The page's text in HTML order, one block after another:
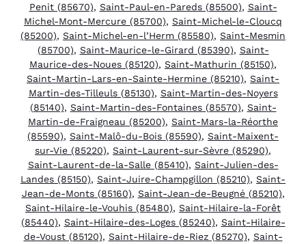
Penit (85670), Saint-Paul-en-Pareds (85500), Saint-
Michel-Mont-Mercure (85700), Saint-Michel-le-Cloucq
(85200), Saint-Michel-en-l’Herm (85580), Saint-Mesmin
(85700), Saint-Maurice-le-Girard (85390), Saint-
Maurice-des-Noues (85120), Saint-Mathurin (85150),
Saint-Martin-Lars-en-Sainte-Hermine (85210), Saint-
Martin-des-Tilleuls (85130), Saint-Martin-des-Noyers
(85140), Saint-Martin-des-Fontaines (85570), Saint-
Martin-de-Fraigneau (85200), Saint-Mars-la-Réorthe
(85590), Saint-Malô-du-Bois (85590), Saint-Maixent-
sur-Vie (85220), Saint-Laurent-sur-Sèvre (85290),
Saint-Laurent-de-la-Salle (85410), Saint-Julien-des-
Landes (85150), Saint-Juire-Champgillon (85210), Saint-
Jean-de-Monts (85160), Saint-Jean-de-Beugné (85210),
Saint-Hilaire-le-Vouhis (85480), Saint-Hilaire-la-Forêt
(85440), Saint-Hilaire-des-Loges (85240), Saint-Hilaire-
de-Voust (85120), Saint-Hilaire-de-Riez (85270), Saint-